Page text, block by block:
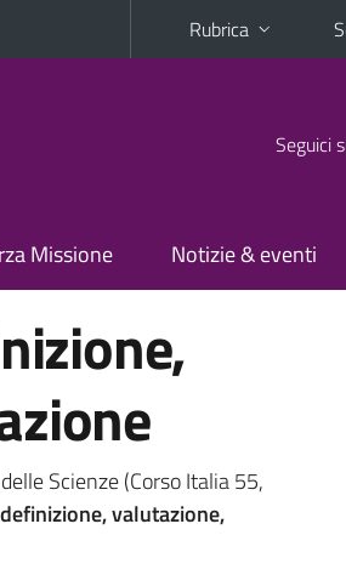
Rubrica
Seguici
Missione Notizie & eventi
Scienze (Corso Italia 55,
valutazione,